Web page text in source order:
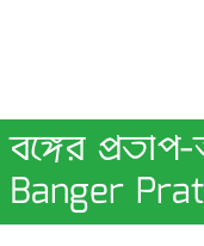
বঙ্গের
Banger